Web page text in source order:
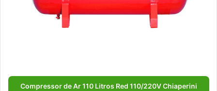
Compressor de Ar 110 Litros Red 110/220V Chiaperini